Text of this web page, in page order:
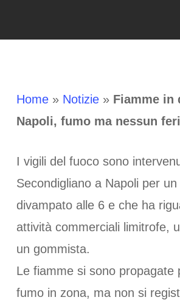
Home» Notizie» Fiamme in
Napoli, fumo ma nessun
I vigili del fuoco sono
Secondigliano a Napoli per
divampato alle 6 e che ha
attività commerciali limitrofe,
un gommista.
Le fiamme si sono propagate
fumo in zona, ma non si